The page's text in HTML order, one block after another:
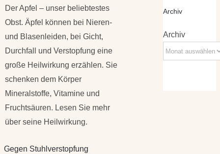
Der Apfel – unser beliebtestes
Obst. Äpfel können bei Nieren-
und Blasenleiden, bei Gicht,
Durchfall und Verstopfung eine
große Heilwirkung erzählen. Sie
schenken dem Körper
Mineralstoffe, Vitamine und
Fruchtsäuren. Lesen Sie mehr
über seine Heilwirkung.
Gegen Stuhlverstopfung
Archiv
Archiv